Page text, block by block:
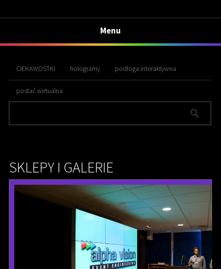
Menu
CIEKAWOSTKI hologramy podłoga interaktywna
postać wirtualna
SKLEPY I GALERIE